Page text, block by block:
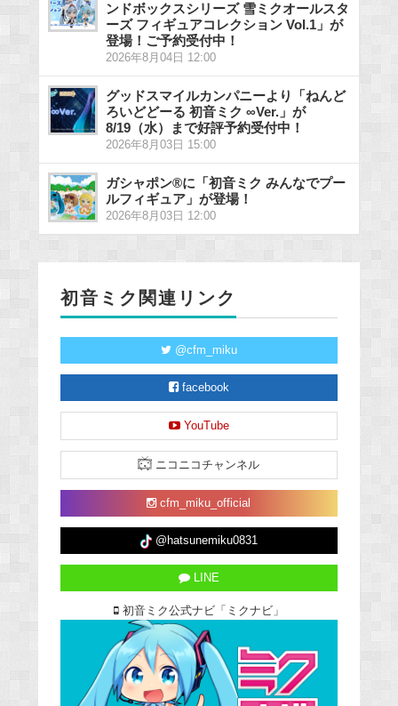
ンドボックスシリーズ 雪ミクオールスタ
ーズ フィギュアコレクション Vol.1」が
登場！ご予約受付中！
2026年8月04日 12:00
グッドスマイルカンパニーより「ねんど
ろいどどーる 初音ミク ∞Ver.」が
8/19（水）まで好評予約受付中！
2026年8月03日 15:00
ガシャポン®に「初音ミク みんなでプー
ルフィギュア」が登場！
2026年8月03日 12:00
初音ミク関連リンク
@cfm_miku
facebook
YouTube
ニコニコチャンネル
cfm_miku_official
@hatsunemiku0831
LINE
初音ミク公式ナビ「ミクナビ」